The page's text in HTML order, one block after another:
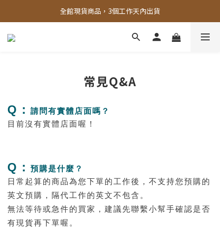
全館，滿888超取免運｜滿1500宅配免運
全館現貨商品，3個工作天內出貨
全館，滿888超取免運｜滿1500宅配免運
常見Q&A
Q： 請問 有實體店面嗎？
目前沒有實體店面喔！
Q：
預購是什麼？
日常起算的商品為您下單的工作後，不支持您預購的
英文預購，隔代工作的英文不包含。
無法等待或急件的買家，建議先聯繫小幫手確認是否
有現貨再下單喔。